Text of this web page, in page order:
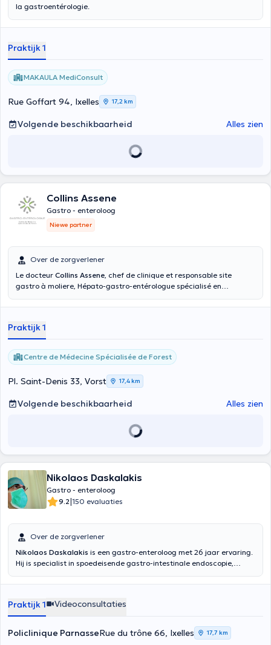
la gastroentérologie.
Praktijk 1
MAKAULA MediConsult
Rue Goffart 94, Ixelles 17,2 km
Volgende beschikbaarheid Alles zien
Collins Assene
Gastro - enteroloog
Niewe partner
Over de zorgverlener
Le docteur Collins Assene, chef de clinique et responsable site
gastro à moliere, Hépato-gastro-entérologue spécialisé en
sein du Centre de Médecine Spécialisée de Forest qui est situé
mains !
Praktijk 1
Centre de Médecine Spécialisée de Forest
Pl. Saint-Denis 33, Vorst 17,4 km
Volgende beschikbaarheid Alles zien
Nikolaos Daskalakis
Gastro - enteroloog
9.2|150 evaluaties
Over de zorgverlener
Nikolaos Daskalakis is een gastro-enteroloog met 26 jaar ervaring.
Hij is specialist in spoedeisende gastro-intestinale endoscopie,
proctologie, als gevolg van zijn talrijke diploma's en opleidingen,
heeft een bevredigende academische achtergrond als een van de
weinige gastro-enterologen met een MSc, een PhD en een ECFMG /
USMLE certificaat. Hij is lid van de Medical Association Brussels &
Brabant-Wallon en van de General Medical Council (GMC). U kunt
Praktijk 1 Videoconsultaties
Policlinique ParnasseRue du trône 66, Ixelles 17,7 km